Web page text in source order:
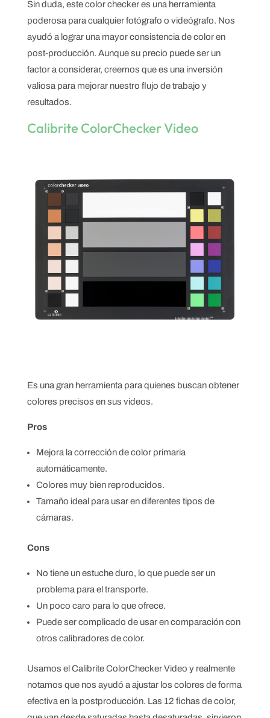
Sin duda, este color checker es una herramienta
poderosa para cualquier fotógrafo o videógrafo. Nos
ayudó a lograr una mayor consistencia de color en
post-producción. Aunque su precio puede ser un
factor a considerar, creemos que es una inversión
valiosa para mejorar nuestro flujo de trabajo y
resultados.
Calibrite ColorChecker Video
Es una gran herramienta para quienes buscan obtener
colores precisos en sus videos.
Pros
Mejora la corrección de color primaria
automáticamente.
Colores muy bien reproducidos.
Tamaño ideal para usar en diferentes tipos de
cámaras.
Cons
No tiene un estuche duro, lo que puede ser un
problema para el transporte.
Un poco caro para lo que ofrece.
Puede ser complicado de usar en comparación con
otros calibradores de color.
Usamos el Calibrite ColorChecker Video y realmente
notamos que nos ayudó a ajustar los colores de forma
efectiva en la postproducción. Las 12 fichas de color,